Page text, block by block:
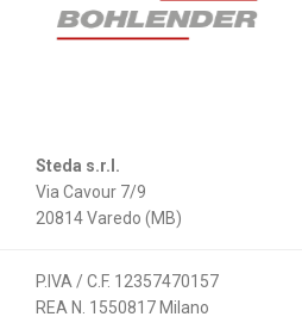
Steda s.r.l.
Via Cavour 7/9
20814 Varedo (MB)
P.IVA / C.F. 12357470157
REA N. 1550817 Milano